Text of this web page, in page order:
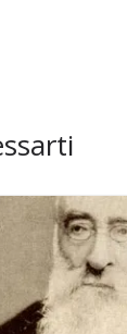
TESTI